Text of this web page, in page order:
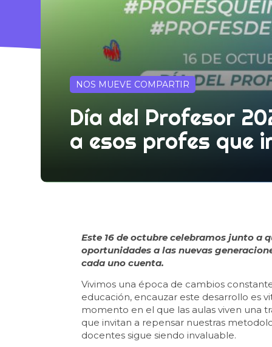
NOS MUEVE COMPARTIR
Día del Profesor
a esos profes que
Este 16 de octubre celebramos junto a
oportunidades a las nuevas
cada uno cuenta.
Vivimos una época de cambios
educación, encauzar este desarrollo es
momento en el que las aulas viven una
que invitan a repensar nuestras
docentes sigue siendo invaluable.